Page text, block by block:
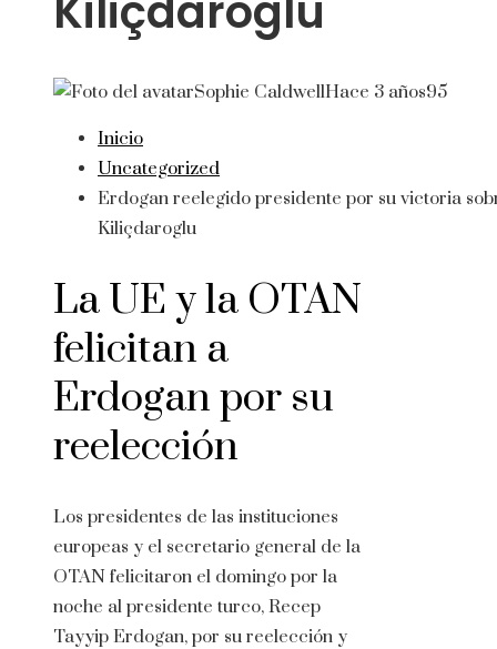
Sophie CaldwellHace 3 años95
Inicio
Uncategorized
Erdogan reelegido presidente por su victoria
Kiliçdaroglu
La UE y la OTAN
felicitan a
Erdogan por su
reelección
Los presidentes de las instituciones
europeas y el secretario general de la
OTAN felicitaron el domingo por la
noche al presidente turco, Recep
Tayyip Erdogan, por su reelección y